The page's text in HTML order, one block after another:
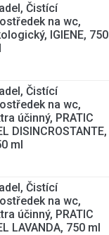
Čistící
na wc,
IGIENE, 750
Čistící
na wc,
účinný, PRATIC
DISINCROSTANTE,
ml
Čistící
na wc,
účinný, PRATIC
LAVANDA, 750 ml